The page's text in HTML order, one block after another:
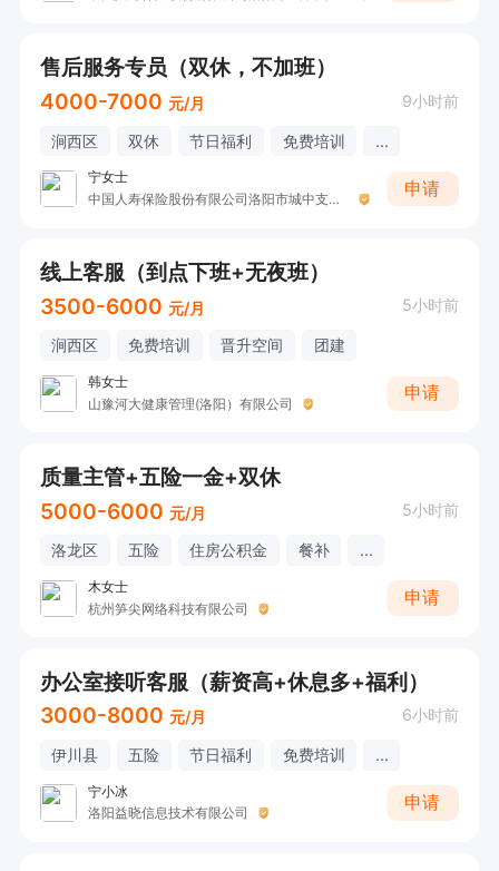
售后服务专员（双休，不加班）
4000-7000 元/月 9小时前
涧西区 双休 节日福利 免费培训 ...
宁女士
中国人寿保险股份有限公司洛阳市城中支公司宁女士
申请
线上客服（到点下班+无夜班）
3500-6000 元/月 5小时前
涧西区 免费培训 晋升空间 团建
韩女士
山豫河大健康管理(洛阳）有限公司
申请
质量主管+五险一金+双休
5000-6000 元/月 5小时前
洛龙区 五险 住房公积金 餐补 ...
木女士
杭州笋尖网络科技有限公司
申请
办公室接听客服（薪资高+休息多+福利）
3000-8000 元/月 6小时前
伊川县 五险 节日福利 免费培训 ...
宁小冰
洛阳益晓信息技术有限公司
申请